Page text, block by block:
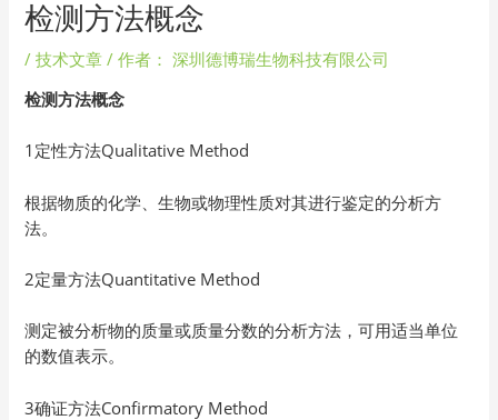
检测方法概念
/技术文章 / 作者： 深圳德博瑞生物科技有限公司
检测方法概念
1定性方法Qualitative Method
根据物质的化学、生物或物理性质对其进行鉴定的分析方
法。
2定量方法Quantitative Method
测定被分析物的质量或质量分数的分析方法，可用适当单位
的数值表示。
3确证方法Confirmatory Method